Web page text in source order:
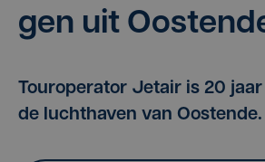
gen uit
Touroperator Jetair is 20
de luchthaven van Oostende.